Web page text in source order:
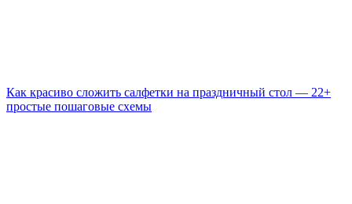
Как красиво сложить салфетки на праздничный стол — 22+
простые пошаговые схемы